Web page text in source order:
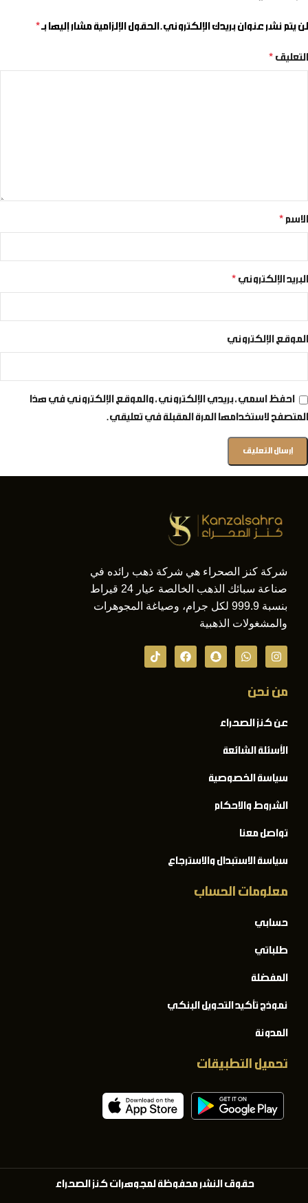
لن يتم نشر عنوان بريدك الإلكتروني. الحقول الإلزامية مشار إليها بـ*
التعليق *
الاسم *
البريد الإلكتروني *
الموقع الإلكتروني
احفظ اسمي، بريدي الإلكتروني، والموقع الإلكتروني في هذا
المتصفح لاستخدامها المرة المقبلة في تعليقي.
شركة كنز الصحراء هي شركة ذهب رائده في
صناعة سبائك الذهب الخالصة عيار 24 قيراط
بنسبة 999.9 لكل جرام، وصياغة المجوهرات
والمشغولات الذهبية
من نحن
عن كنز الصحراء
الأسئلة الشائعة
سياسة الخصوصية
الشروط والاحكام
تواصل معنا
سياسة الاستبدال والاسترجاع
معلومات الحساب
حسابي
طلباتي
المفضلة
نموذج تأكيد التحويل البنكي
المدونة
تحميل التطبيقات
حقوق النشر محفوظة لمجوهرات كنز الصحراء